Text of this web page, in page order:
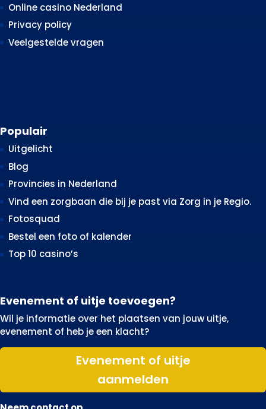
Online casino Nederland
Privacy policy
Veelgestelde vragen
Populair
Uitgelicht
Blog
Provincies in Nederland
Vind een zorgbaan die bij je past via Zorg in je Regio.
Fotosquad
Bestel een foto of kalender
Top 10 casino’s
Evenement of uitje toevoegen?
Wil je informatie over het plaatsen van jouw uitje,
evenement of heb je een klacht?
Evenement of uitje
aanmelden